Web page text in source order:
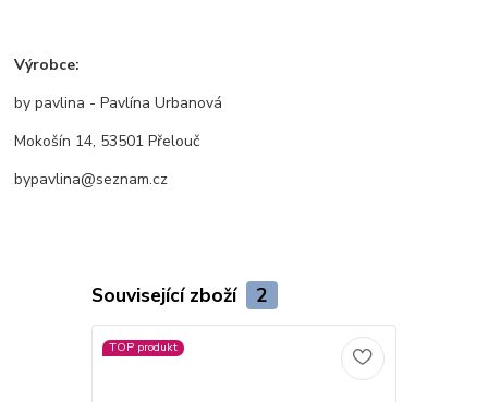
Výrobce:
by pavlina - Pavlína Urbanová
Mokošín 14, 53501 Přelouč
bypavlina@seznam.cz
Související zboží 2
TOP produkt